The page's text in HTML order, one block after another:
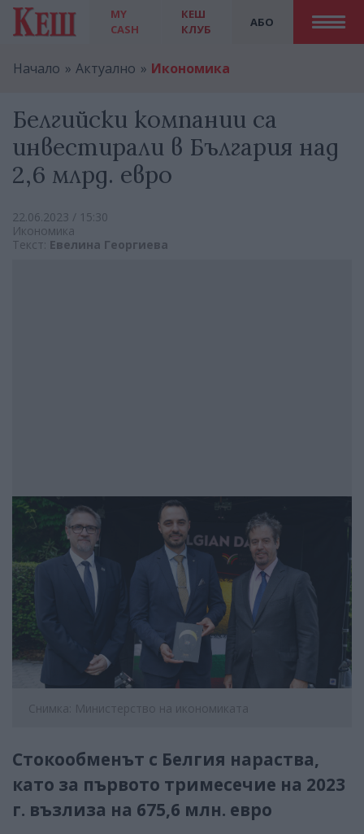
MY
CASH
АБО
КЕШ
КЛУБ
Начало Актуално Икономика
Белгийски компании са
инвестирали в България над
2,6 млрд. евро
22.06.2023 / 15:30
Икономика
Текст: Евелина Георгиева
Снимка: Министерство на икономиката
Стокообменът с Белгия нараства,
като за първото тримесечие на 2023
г. възлиза на 675,6 млн. евро